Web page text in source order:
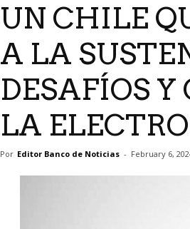
UN CHILE
A LA
DESAFÍOS Y
LA
Por Editor Banco de Noticias - February 6,